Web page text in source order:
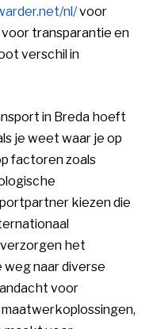
nl/voor
transparantie en
verschil in
in Breda hoeft
je weet waar je op
factoren zoals
kiezen die
het
naar diverse
voor